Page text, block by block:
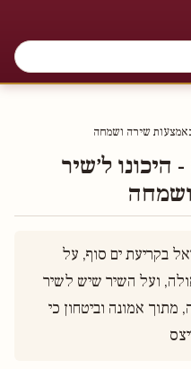
שירה ושמחה
ל׳שיר